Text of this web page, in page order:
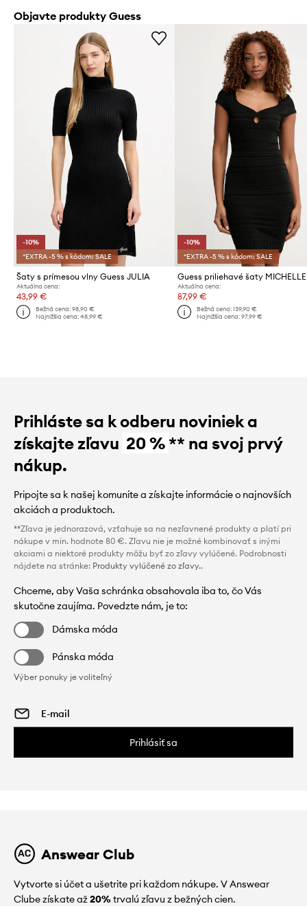
Objavte produkty Guess
-10%
*EXTRA -5 % s kódom: SALE
Šaty s prímesou vlny Guess JULIA
Aktuálna cena:
43,99 €
Bežná cena:98,90 €
Najnižšia cena:48,99 €
-10%
*EXTRA -5 % s kódom: SALE
Guess priliehavé šaty MICHELLE
Aktuálna cena:
87,99 €
Bežná cena: 139,90 €
Najnižšia cena: 97,99 €
Prihláste sa k odberu noviniek a
získajte zľavu 20 %** na svoj prvý
nákup.
Pripojte sa k našej komunite a získajte informácie o najnovších
akciách a produktoch.
**Zľava je jednorazová, vzťahuje sa na nezľavnené produkty a platí pri
nákupe v min. hodnote 80 €. Zľavu nie je možné kombinovať s inými
akciami a niektoré produkty môžu byť zo zľavy vylúčené. Podrobnosti
nájdete na stránke: Produkty vylúčené zo zľavy..
Chceme, aby Vaša schránka obsahovala iba to, čo Vás
skutočne zaujíma. Povedzte nám, je to:
Dámska móda
Pánska móda
Výber ponuky je voliteľný
Prihlásiť sa
Answear Club
Vytvorte si účet a ušetrite pri každom nákupe. V Answear
Clube získate až20%trvalú zľavu z bežných cien.